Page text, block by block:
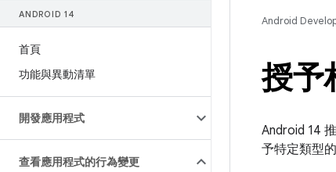
ANDROID 14
首頁
功能與異動清單
開發應用程式
查看應用程式的行為變更
Android
授予
Android 14
予特定類型